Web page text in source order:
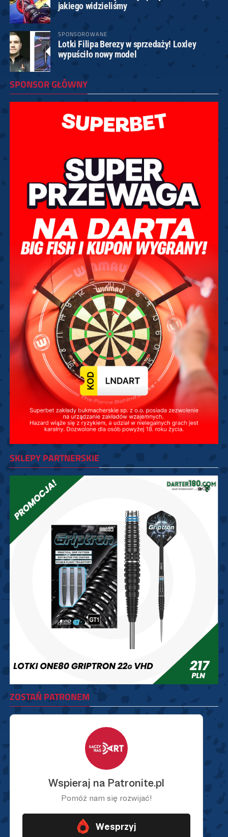
jakiego widzieliśmy
SPONSOROWANE
Lotki Filipa Berezy w sprzedaży! Loxley
wypuściło nowy model
SPONSOR GŁÓWNY
SKLEPY PARTNERSKIE
ZOSTAŃ PATRONEM